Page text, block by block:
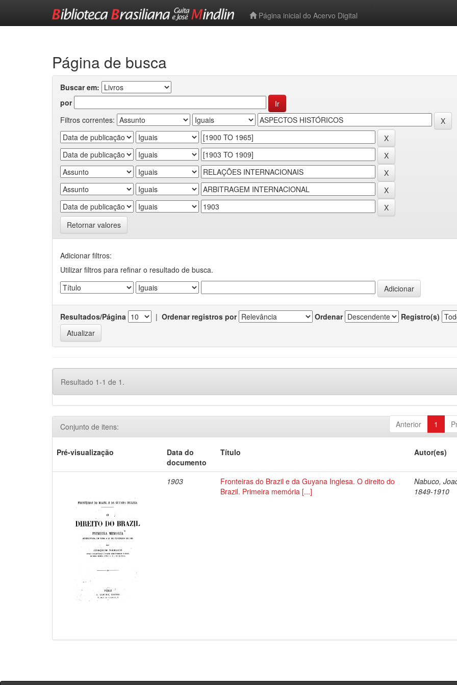
Página inicial do Acervo Digital
Página de busca
Buscar em:
por
Filtros correntes:
Retornar valores
Adicionar filtros:
Utilizar filtros para refinar o resultado de busca.
Resultados/Página | Ordenar registros por Ordenar Registro(s)
Resultado 1-1 de 1.
Anterior 1
Conjunto de itens:
Pré-visualização
Data do
documento
Título Autor(es)
1903
Fronteiras do Brazil e da Guyana Inglesa. O direito do
Brazil. Primeira memória [...]
Nabuco,
1849-1910